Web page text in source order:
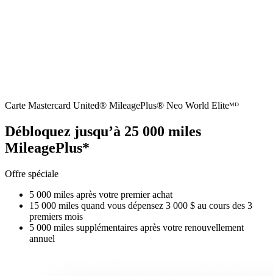
Carte Mastercard United® MileagePlus® Neo World Eliteᴹᴰ
Débloquez jusqu’à 25 000 miles
MileagePlus*
Offre spéciale
5 000 miles après votre premier achat
15 000 miles quand vous dépensez 3 000 $ au cours des 3
premiers mois
5 000 miles supplémentaires après votre renouvellement
annuel